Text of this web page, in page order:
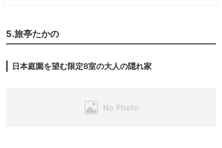
5.旅亭たかの
日本庭園を望む限定8室の大人の隠れ家